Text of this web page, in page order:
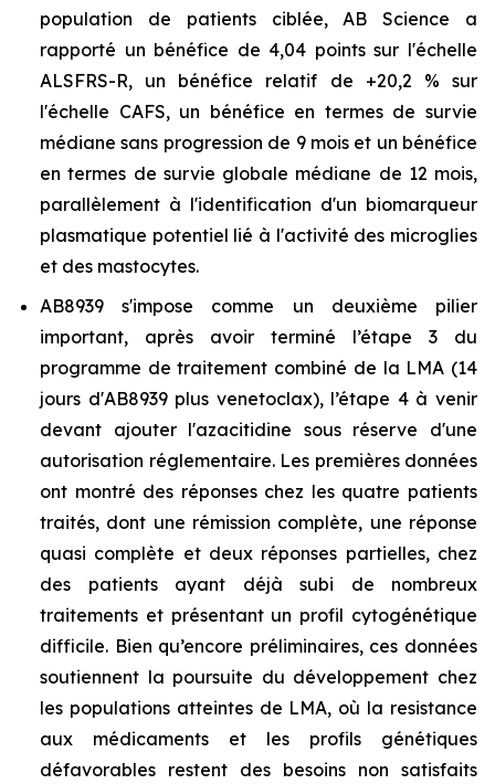
population de patients ciblée, AB Science a
rapporté un bénéfice de 4,04 points sur l'échelle
ALSFRS-R, un bénéfice relatif de +20,2 % sur
l'échelle CAFS, un bénéfice en termes de survie
médiane sans progression de 9 mois et un bénéfice
en termes de survie globale médiane de 12 mois,
parallèlement à l'identification d'un biomarqueur
plasmatique potentiel lié à l'activité des microglies
et des mastocytes.
AB8939 s'impose comme un deuxième pilier
important, après avoir terminé l’étape 3 du
programme de traitement combiné de la LMA (14
jours d'AB8939 plus venetoclax), l’étape 4 à venir
devant ajouter l'azacitidine sous réserve d'une
autorisation réglementaire. Les premières données
ont montré des réponses chez les quatre patients
traités, dont une rémission complète, une réponse
quasi complète et deux réponses partielles, chez
des patients ayant déjà subi de nombreux
traitements et présentant un profil cytogénétique
difficile. Bien qu’encore préliminaires, ces données
soutiennent la poursuite du développement chez
les populations atteintes de LMA, où la resistance
aux médicaments et les profils génétiques
défavorables restent des besoins non satisfaits